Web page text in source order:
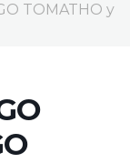
TOMATHO y